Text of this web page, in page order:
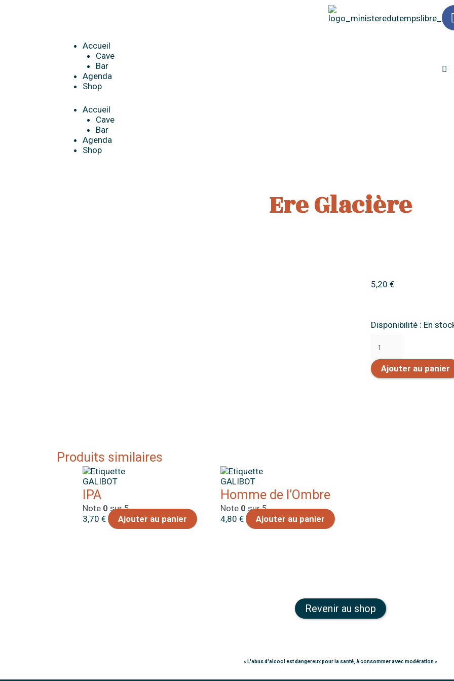
Accueil
Cave
Bar
Agenda
Shop
Menu
Accueil
Cave
Bar
Agenda
Shop
Ere Glacière
5,20 €
Disponibilité : En
quantité
Ere
Ajouter au panier
Produits similaires
GALIBOT
IPA
Note 0 sur 5
3,70 € Ajouter au panier
GALIBOT
Homme de l’Ombre
Note 0 sur 5
4,80€ Ajouter au panier
Revenir au shop
« L'abus d'alcool est dangereux pour la santé, à consommer avec modération»